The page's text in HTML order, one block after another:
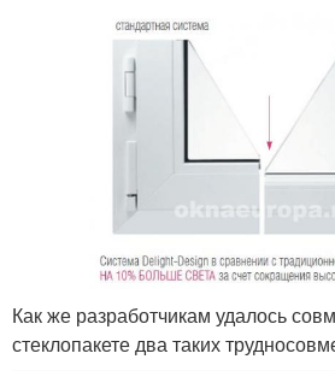
Как же разработчикам удалось
стеклопакете два таких